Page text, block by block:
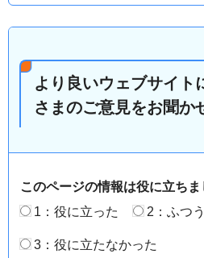
より良いウェブサイト
さまのご意見をお聞か
このページの情報は役に立ちま
1：役に立った
2：ふつう
3：役に立たなかった